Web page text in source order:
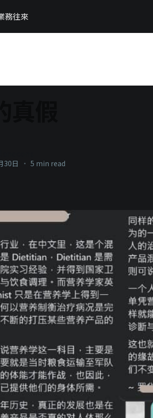
務往來
30日 • 5 min read